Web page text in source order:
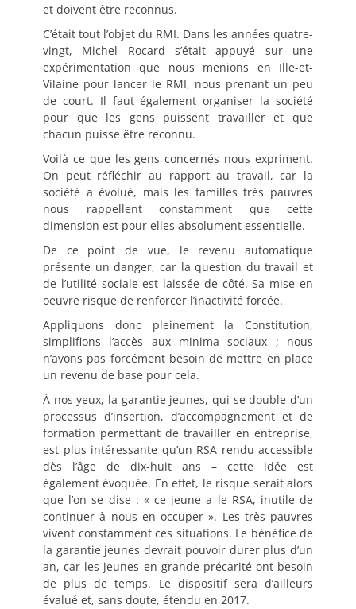
et doivent être reconnus.
C’était tout l’objet du RMI. Dans les années quatre-
vingt, Michel Rocard s’était appuyé sur une
expérimentation que nous menions en Ille-et-
Vilaine pour lancer le RMI, nous prenant un peu
de court. Il faut également organiser la société
pour que les gens puissent travailler et que
chacun puisse être reconnu.
Voilà ce que les gens concernés nous expriment.
On peut réfléchir au rapport au travail, car la
société a évolué, mais les familles très pauvres
nous rappellent constamment que cette
dimension est pour elles absolument essentielle.
De ce point de vue, le revenu automatique
présente un danger, car la question du travail et
de l’utilité sociale est laissée de côté. Sa mise en
oeuvre risque de renforcer l’inactivité forcée.
Appliquons donc pleinement la Constitution,
simplifions l’accès aux minima sociaux ; nous
n’avons pas forcément besoin de mettre en place
un revenu de base pour cela.
À nos yeux, la garantie jeunes, qui se double d’un
processus d’insertion, d’accompagnement et de
formation permettant de travailler en entreprise,
est plus intéressante qu’un RSA rendu accessible
dès l’âge de dix-huit ans – cette idée est
également évoquée. En effet, le risque serait alors
que l’on se dise : « ce jeune a le RSA, inutile de
continuer à nous en occuper ». Les très pauvres
vivent constamment ces situations. Le bénéfice de
la garantie jeunes devrait pouvoir durer plus d’un
an, car les jeunes en grande précarité ont besoin
de plus de temps. Le dispositif sera d’ailleurs
évalué et, sans doute, étendu en 2017.